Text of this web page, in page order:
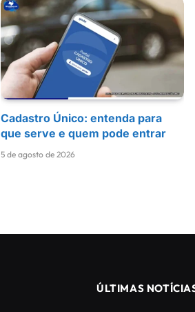
Cadastro Único: entenda para
que serve e quem pode entrar
5 de agosto de 2026
ÚLTIMAS